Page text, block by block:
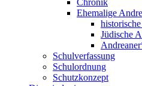
Ehemalige
Jüdische
Schulverfassung
Schulordnung
Schutzkonzept